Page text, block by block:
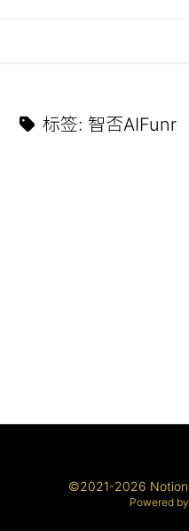
标签: 智否AIFunr
©2021-2026
Powered by